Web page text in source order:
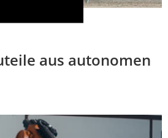
aus autonomen